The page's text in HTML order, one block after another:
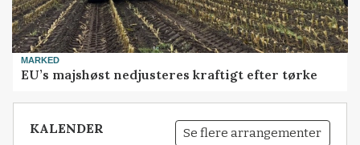
MARKED
EU’s majshøst nedjusteres kraftigt efter tørke
KALENDER Se flere arrangementer